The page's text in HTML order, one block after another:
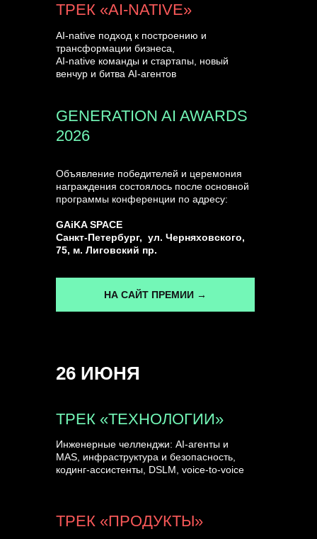
Объявление победителей и церемония
награждения состоялось после основной
программы конференции по адресу:
GAiKA SPACE
Санкт-Петербург, ул. Черняховского,
75, м. Лиговский пр.
GENERATION AI AWARDS
2026
AI-native подход к построению и
трансформации бизнеса,
AI-native команды и стартапы, новый
венчур и битва AI-агентов
ТРЕК «AI-NATIVE»
26 ИЮНЯ
ТРЕК «ПРОДУКТЫ»
Инженерные челленджи: AI-агенты и
MAS, инфраструктура и безопасность,
кодинг-ассистенты, DSLM, voice-to-voice
ТРЕК «ТЕХНОЛОГИИ»
НА САЙТ ПРЕМИИ →